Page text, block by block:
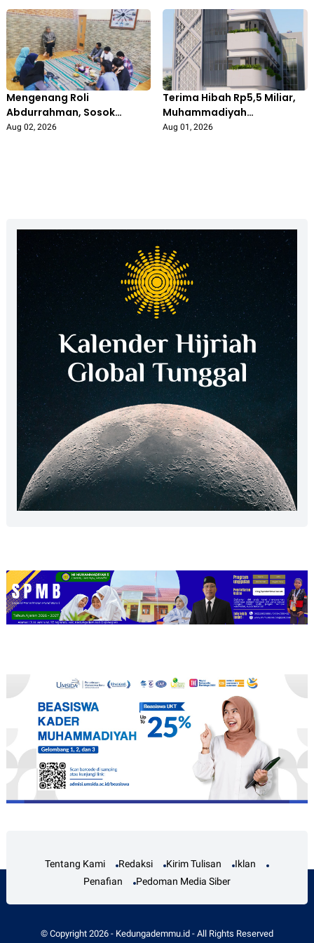
Libatkan Ibu PKK
Gedongarum
Kanor Tingkatkan
Kepedulian Siswa
Mengenang Roli
Abdurrahman, Sosok
Inspiratif di Balik Lahirnya
Aug 02, 2026
Terima Hibah Rp5,5 Miliar,
Muhammadiyah
Bojonegoro Segera Bangun
Aug 01, 2026
Tentang Kami Redaksi Kirim Tulisan
Iklan
Penafian
Pedoman Media Siber
© Copyright 2026- Kedungademmu.id- All Rights Reserved